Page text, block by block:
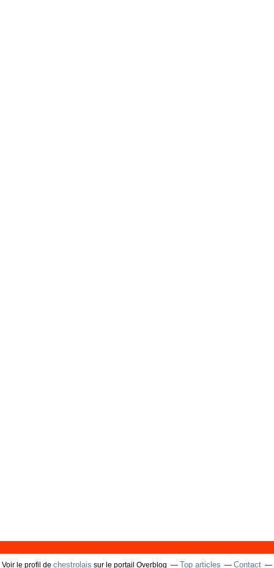
Voir le profil de chestrolais sur le portail Overblog Top articles Contact